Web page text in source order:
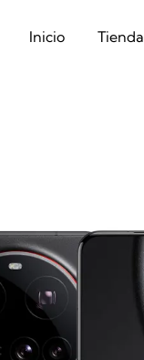
Inicio Tienda